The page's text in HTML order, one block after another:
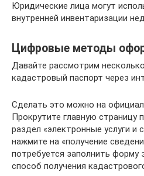
Юридические лица могут
внутренней инвентаризации
Цифровые методы
Давайте рассмотрим
кадастровый паспорт через
Сделать это можно на
Прокрутите главную страницу
раздел «электронные услуги и
нажмите на «получение
потребуется заполнить форму
способ получения